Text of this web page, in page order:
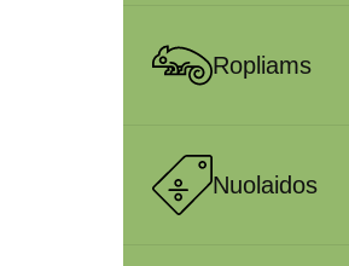
Ropliams
Nuolaidos